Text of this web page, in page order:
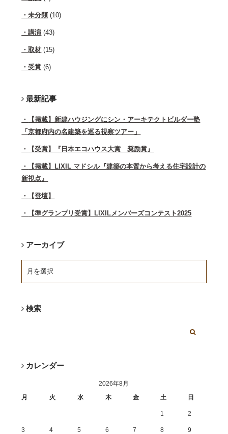
未分類 (10)
講演 (43)
取材 (15)
受賞 (6)
最新記事
【掲載】新建ハウジングにシン・アーキテクトビルダー塾
「京都府内の名建築を巡る視察ツアー」
【受賞】『日本エコハウス大賞 奨励賞』
【掲載】LIXIL マドシル『建築の本質から考える住宅設計の
新視点』
【登壇】
【準グランプリ受賞】LIXILメンバーズコンテスト2025
アーカイブ
検索
カレンダー
2026年8月
月 火 水 木 金 土 日
1 2
3 4 5 6 7 8 9